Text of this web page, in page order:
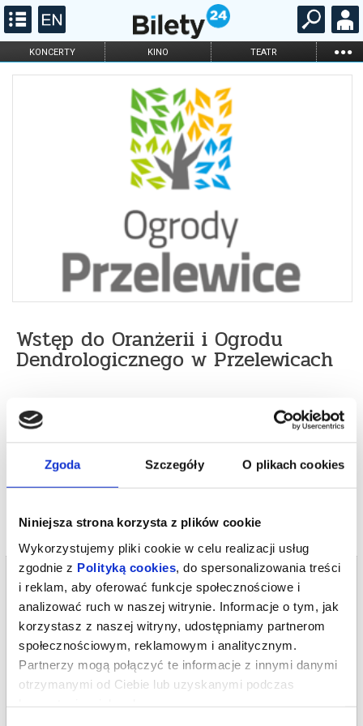
Zgoda Szczegóły O plikach cookies
Niniejsza strona korzysta z plików cookie
Wykorzystujemy pliki cookie w celu realizacji usług
zgodnie z Polityką cookies , do spersonalizowania treści
i reklam, aby oferować funkcje społecznościowe i
analizować ruch w naszej witrynie. Informacje o tym, jak
korzystasz z naszej witryny, udostępniamy partnerom
społecznościowym, reklamowym i analitycznym.
Partnerzy mogą połączyć te informacje z innymi danymi
otrzymanymi od Ciebie lub uzyskanymi podczas
KONCERTY KINO TEATR ...
FILHARMONIA OPERA I BALET
ONLINE
Wstęp do Oranżerii i Ogrodu
Dendrologicznego w Przelewicach
*******
Bezpieczne zakupy w Bilety24. W przypadku odwołania
potwierdzony komunikatem wysyłanym na adres e-mail, podany
Bilety na termin:
09.09.2026 , g. 09:19 (środa)
Przelewice
Ogrody Przelewice
od 2,00 pln